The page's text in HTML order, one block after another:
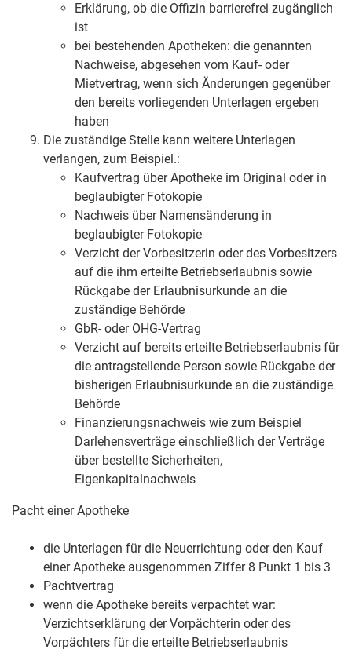
Erklärung, ob die Offizin barrierefrei zugänglich
ist
bei bestehenden Apotheken: die genannten
Nachweise, abgesehen vom Kauf- oder
Mietvertrag, wenn sich Änderungen gegenüber
den bereits vorliegenden Unterlagen ergeben
haben
Die zuständige Stelle kann weitere Unterlagen
verlangen, zum Beispiel.:
Kaufvertrag über Apotheke im Original oder in
beglaubigter Fotokopie
Nachweis über Namensänderung in
beglaubigter Fotokopie
Verzicht der Vorbesitzerin oder des Vorbesitzers
auf die ihm erteilte Betriebserlaubnis sowie
Rückgabe der Erlaubnisurkunde an die
zuständige Behörde
GbR- oder OHG-Vertrag
Verzicht auf bereits erteilte Betriebserlaubnis für
die antragstellende Person sowie Rückgabe der
bisherigen Erlaubnisurkunde an die zuständige
Behörde
Finanzierungsnachweis wie zum Beispiel
Darlehensverträge einschließlich der Verträge
über bestellte Sicherheiten,
Eigenkapitalnachweis
Pacht einer Apotheke
die Unterlagen für die Neuerrichtung oder den Kauf
einer Apotheke ausgenommen Ziffer 8 Punkt 1 bis 3
Pachtvertrag
wenn die Apotheke bereits verpachtet war:
Verzichtserklärung der Vorpächterin oder des
Vorpächters für die erteilte Betriebserlaubnis